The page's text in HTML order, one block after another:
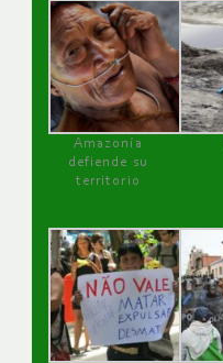
Amazonía
defiende su
territorio